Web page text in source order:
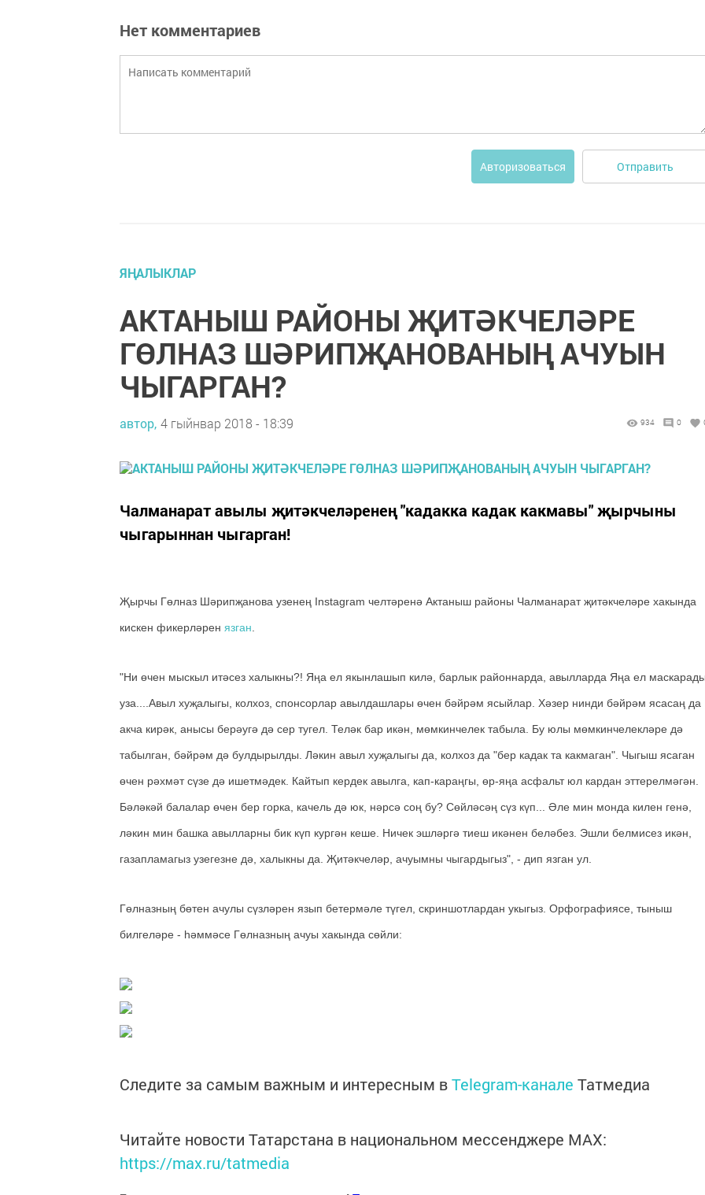
Нет комментариев
Авторизоваться Отправить
ЯҢАЛЫКЛАР
АКТАНЫШ РАЙОНЫ ҖИТӘКЧЕЛӘРЕ
ГӨЛНАЗ ШӘРИПҖАНОВАНЫҢ АЧУЫН
ЧЫГАРГАН?
автор, 4 гыйнвар 2018 - 18:39 934 0
Чалманарат авылы җитәкчеләренең "кадакка кадак какмавы" җырчыны
чыгарыннан чыгарган!
Җырчы Гөлназ Шәрипҗанова узенең Instagram челтәренә Актаныш районы Чалманарат җитәкчеләре хакында
кискен фикерләрен язган
"Ни өчен мыскыл итәсез халыкны?! Яңа ел якынлашып килә, барлык районнарда, авылларда Яңа ел
уза....Авыл хуҗалыгы, колхоз, спонсорлар авылдашлары өчен бәйрәм ясыйлар. Хәзер нинди бәйрәм ясасаң да
акча кирәк, анысы берәугә дә сер тугел. Теләк бар икән, мөмкинчелек табыла. Бу юлы мөмкинчелекләре дә
табылган, бәйрәм дә булдырылды. Ләкин авыл хуҗалыгы да, колхоз да "бер кадак та какмаган". Чыгыш ясаган
өчен рәхмәт сүзе дә ишетмәдек. Кайтып кердек авылга, кап-караңгы, өр-яңа асфальт юл кардан эттерелмәгән.
Бәләкәй балалар өчен бер горка, качель дә юк, нәрсә соң бу? Сөйләсәң сүз күп... Әле мин монда килен генә,
ләкин мин башка авылларны бик күп кургән кеше. Ничек эшләргә тиеш икәнен беләбез. Эшли белмисез икән,
газапламагыз узегезне дә, халыкны да. Җитәкчеләр, ачуымны чыгардыгыз", - дип язган ул.
Гөлназның бөтен ачулы сүзләрен язып бетермәле түгел, скриншотлардан укыгыз. Орфографиясе, тыныш
билгеләре - һәммәсе Гөлназның ачуы хакында сөйли:
Следите за самым важным и интересным вTelegram-канале Татмедиа
Читайте новости Татарстана в национальном мессенджере MАХ:
https://max.ru/tatmedia